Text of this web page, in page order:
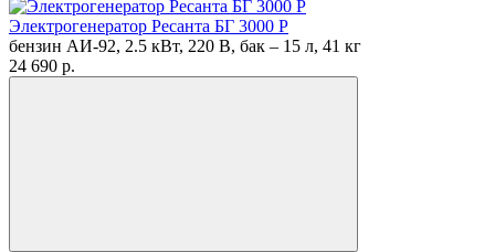
Электрогенератор Ресанта БГ 3000 Р
бензин АИ-92, 2.5 кВт, 220 В, бак – 15 л, 41 кг
24 690 p.